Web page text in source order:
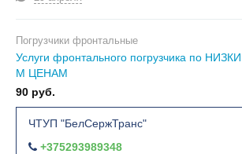
Погрузчики фронтальные
Услуги фронтального погрузчика по НИЗКИ
М ЦЕНАМ
90 руб.
ЧТУП "БелСержТранс"
+375293989348